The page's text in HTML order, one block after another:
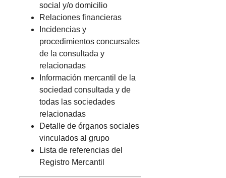
social y/o domicilio
Relaciones financieras
Incidencias y
procedimientos concursales
de la consultada y
relacionadas
Información mercantil de la
sociedad consultada y de
todas las sociedades
relacionadas
Detalle de órganos sociales
vinculados al grupo
Lista de referencias del
Registro Mercantil